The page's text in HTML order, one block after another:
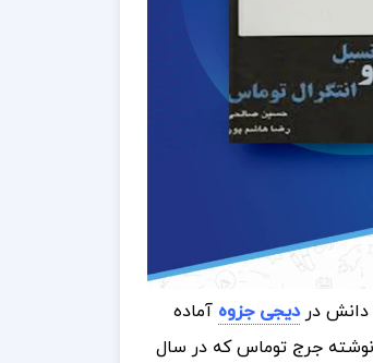
دانش دردیجی جزوه آماده
جرج توماس که در سال